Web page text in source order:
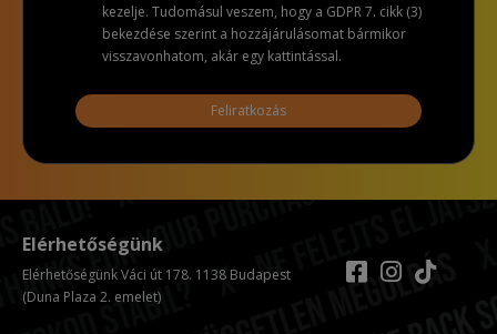
kezelje. Tudomásul veszem, hogy a GDPR 7. cikk (3)
bekezdése szerint a hozzájárulásomat bármikor
visszavonhatom, akár egy kattintással.
Feliratkozás
Elérhetőségünk
Elérhetőségünk Váci út 178. 1138 Budapest
(Duna Plaza 2. emelet)